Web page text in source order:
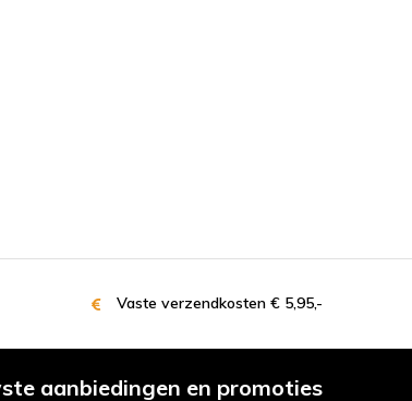
Vaste verzendkosten € 5,95,-
aanbiedingen en promoties